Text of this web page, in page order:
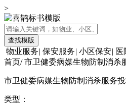
>
查找模版
物业服务| 保安服务| 小区保安| 医
首页/ 市卫健委病媒生物防制消杀
市卫健委病媒生物防制消杀服务
类型：